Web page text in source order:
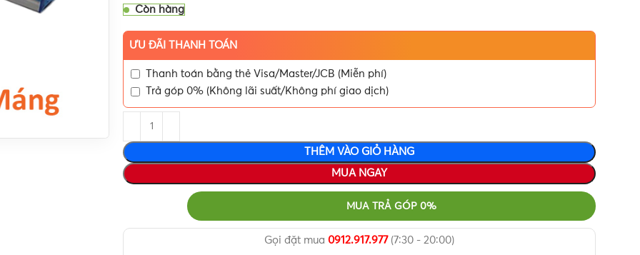
Còn hàng
ƯU ĐÃI THANH TOÁN
Thanh toán bằng thẻ Visa/Master/JCB (Miễn phí)
Trả góp 0% (Không lãi suất/Không phí giao dịch)
THÊM VÀO GIỎ HÀNG
MUA NGAY
MUA TRẢ GÓP 0%
Gọi đặt mua 0912.917.977(7:30 - 20:00)